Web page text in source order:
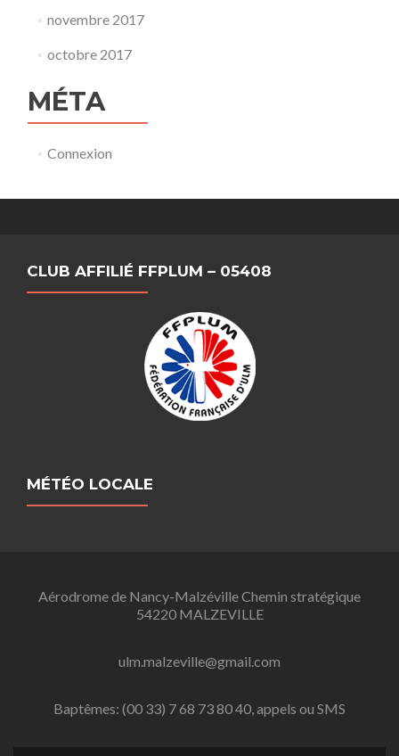
novembre 2017
octobre 2017
MÉTA
Connexion
CLUB AFFILIÉ FFPLUM – 05408
MÉTÉO LOCALE
Aérodrome de Nancy-Malzéville Chemin stratégique
54220 MALZEVILLE
ulm.malzeville@gmail.com
Baptêmes: (00 33) 7 68 73 80 40, appels ou SMS